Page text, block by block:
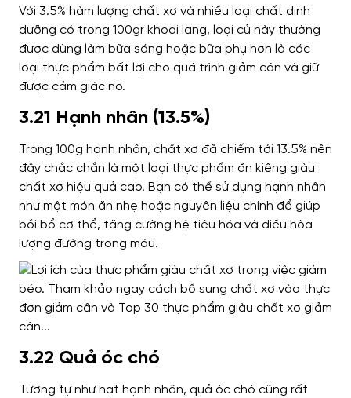
Với 3.5% hàm lượng chất xơ và nhiều loại chất dinh
dưỡng có trong 100gr khoai lang, loại củ này thường
được dùng làm bữa sáng hoặc bữa phụ hơn là các
loại thực phẩm bất lợi cho quá trình giảm cân và giữ
được cảm giác no.
3.21 Hạnh nhân (13.5%)
Trong 100g hạnh nhân, chất xơ đã chiếm tới 13.5% nên
đây chắc chắn là một loại thực phẩm ăn kiêng giàu
chất xơ hiệu quả cao. Bạn có thể sử dụng hạnh nhân
như một món ăn nhẹ hoặc nguyên liệu chính để giúp
bồi bổ cơ thể, tăng cường hệ tiêu hóa và điều hòa
lượng đường trong máu.
3.22 Quả óc chó
Tương tự như hạt hạnh nhân, quả óc chó cũng rất